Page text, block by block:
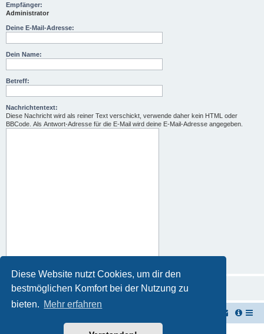
Diese Website nutzt Cookies, um dir den
bestmöglichen Komfort bei der Nutzung zu
bieten. Mehr erfahren
Empfänger:
Administrator
Deine E-Mail-Adresse:
Dein Name:
Betreff:
Nachrichtentext:
Diese Nachricht wird als reiner Text verschickt, verwende daher kein HTML oder
BBCode. Als Antwort-Adresse für die E-Mail wird deine E-Mail-Adresse angegeben.